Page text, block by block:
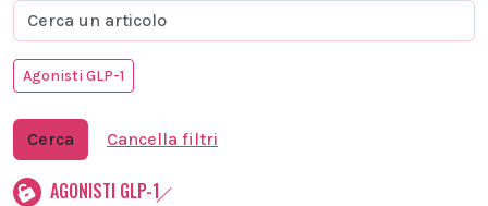
Agonisti GLP-1
Cerca Cancella filtri
AGONISTI GLP-1